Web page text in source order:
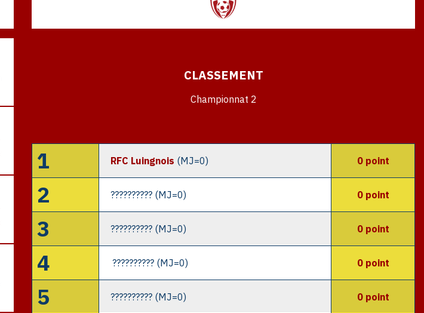
CLASSEMENT
Championnat 2
1 RFC Luingnois (MJ=0) 0 point
2 ?????????? (MJ=0) 0 point
3 ?????????? (MJ=0) 0 point
4 ?????????? (MJ=0) 0 point
5 ?????????? (MJ=0) 0 point